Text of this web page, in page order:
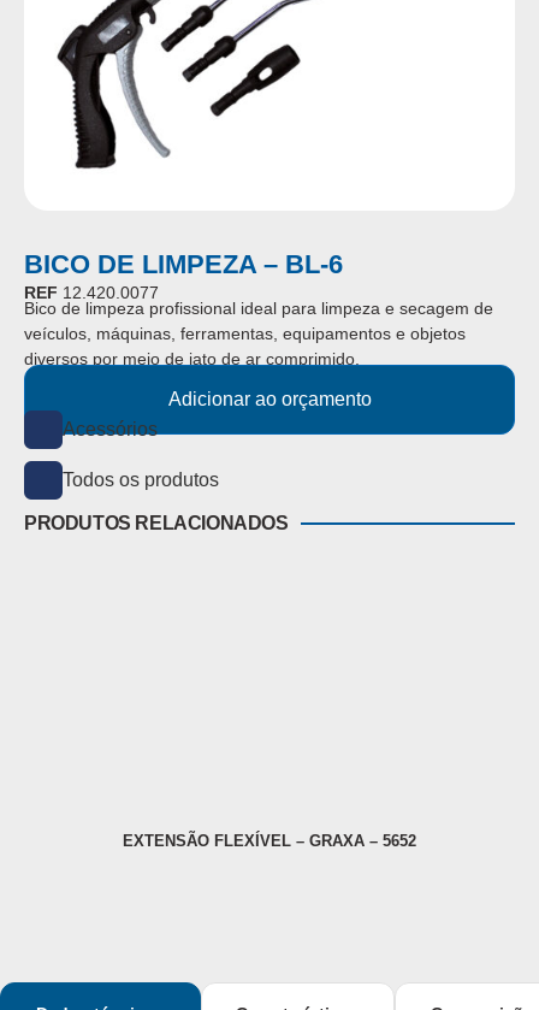
BICO DE LIMPEZA – BL-6
REF 12.420.0077
Bico de limpeza profissional ideal para limpeza e secagem de
veículos, máquinas, ferramentas, equipamentos e objetos
diversos por meio de jato de ar comprimido.
Adicionar ao orçamento
Acessórios
Todos os produtos
PRODUTOS RELACIONADOS
EXTENSÃO FLEXÍVEL – GRAXA – 5652